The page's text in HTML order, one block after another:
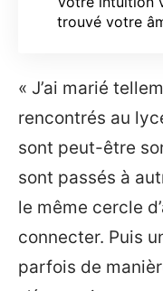
trouvé votre
« J’ai marié
rencontrés au
sont peut-être
sont passés à
le même cercle
connecter. Puis
parfois de